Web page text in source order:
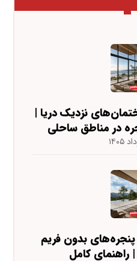
نزدیک دریا |
در مناطق ساحلی
بدون فریم